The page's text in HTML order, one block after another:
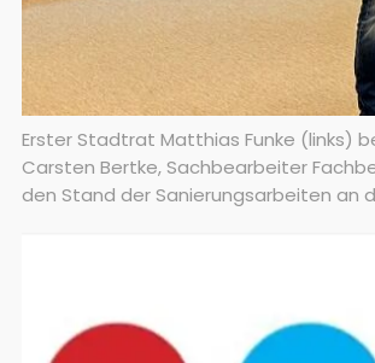
Erster Stadtrat Matthias Funke (links)
Carsten Bertke, Sachbearbeiter
den Stand der Sanierungsarbeiten an